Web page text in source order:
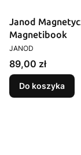
Janod
Magnetibook
PRODUCENT
JANOD
Cena
89,00 zł
Do koszyka